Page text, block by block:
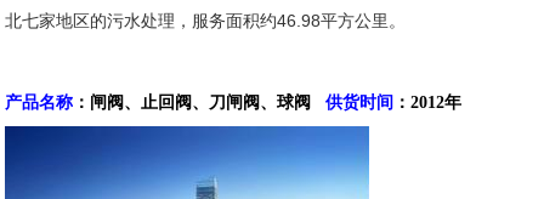
北七家地区的污水处理，服务面积约46.98平方公里。
产品名称 ： 闸阀、止回阀、刀闸阀、球阀供货时间 ：2012年